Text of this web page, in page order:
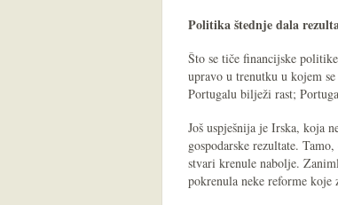
Politika štednje dala
Što se tiče financijske
upravo u trenutku u kojem
Portugalu bilježi rast;
Još uspješnija je Irska, koja
gospodarske rezultate.
stvari krenule nabolje.
pokrenula neke reforme koje